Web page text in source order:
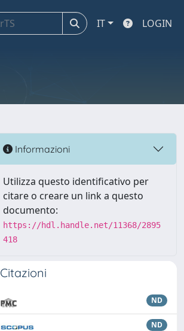
IT LOGIN
Informazioni
Utilizza questo identificativo per
citare o creare un link a questo
documento:
https://hdl.handle.net/11368/2895
418
Citazioni
ND
ND